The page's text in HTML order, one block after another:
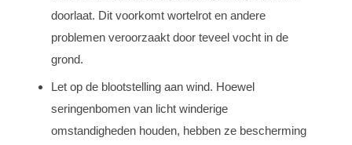
doorlaat. Dit voorkomt wortelrot en andere
problemen veroorzaakt door teveel vocht in de
grond.
Let op de blootstelling aan wind. Hoewel
seringenbomen van licht winderige
omstandigheden houden, hebben ze bescherming